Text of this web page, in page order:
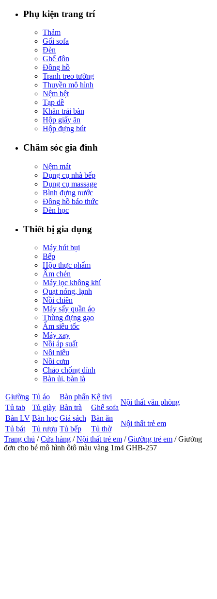
Phụ kiện trang trí
Thảm
Gối sofa
Đèn
Ghế đôn
Đồng hồ
Tranh treo tường
Thuyền mô hình
Nệm bệt
Tạp dề
Khăn trải bàn
Hộp giấy ăn
Hộp đựng bút
Chăm sóc gia đình
Nệm mát
Dụng cụ nhà bếp
Dụng cụ massage
Bình đựng nước
Đồng hồ báo thức
Đèn học
Thiết bị gia dụng
Máy hút bụi
Bếp
Hộp thực phẩm
Ấm chén
Máy lọc không khí
Quạt nóng, lạnh
Nồi chiên
Máy sấy quần áo
Thùng đựng gạo
Ấm siêu tốc
Máy xay
Nồi áp suất
Nồi niêu
Nồi cơm
Chảo chống dính
Bàn ủi, bàn là
Giường Tủ áo Bàn phấn Kệ tivi
Nội thất văn phòng
Tủ tab Tủ giày Bàn trà
Ghế sofa
Bàn LV Bàn học Giá sách Bàn ăn
Nội thất trẻ em
Tủ bát Tủ rượu Tủ bếp
Tủ thờ
Trang chủ /Cửa hàng /Nội thất trẻ em /Giường trẻ em / Giường
đơn cho bé mô hình ôtô màu vàng 1m4 GHB-257